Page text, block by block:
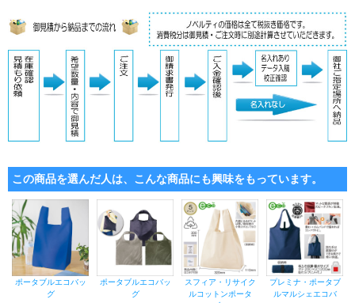
この商品を選んだ人は、こんな商品にも興味をもっています。
ポータブルエコバッ
グ
ポータブルエコバッ
グ
スフィア・リサイク
ルコットンポータ
プレミナ・ポータブ
ルマルシェエコバ